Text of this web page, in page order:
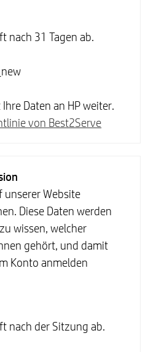
nach 31 Tagen ab.
Daten an HP weiter.
von Best2Serve
unserer Website
Diese Daten werden
wissen, welcher
gehört, und damit
Konto anmelden
nach der Sitzung ab.